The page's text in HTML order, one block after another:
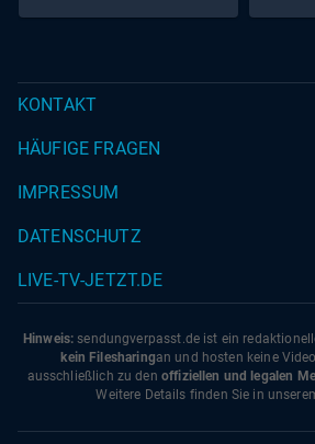
KONTAKT
HÄUFIGE FRAGEN
IMPRESSUM
DATENSCHUTZ
LIVE-TV-JETZT.DE
Hinweis: sendungverpasst.de ist ein
kein Filesharingan und hosten keine
ausschließlich zu den offiziellen und legalen
Weitere Details finden Sie in